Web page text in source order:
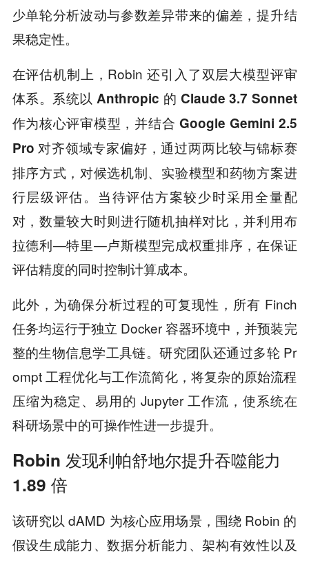
少单轮分析波动与参数差异带来的偏差，提升结
果稳定性。
在评估机制上，Robin 还引入了双层大模型评审
体系。 系统以 Anthropic 的 Claude 3.7 Sonnet
作为核心评审模型，并结合 Google Gemini 2.5
Pro 对齐领域专家偏好，通过两两比较与锦标赛
排序方式，对候选机制、实验模型和药物方案进
行层级评估。当待评估方案较少时采用全量配
对，数量较大时则进行随机抽样对比，并利用布
拉德利—特里—卢斯模型完成权重排序，在保证
评估精度的同时控制计算成本。
此外，为确保分析过程的可复现性，所有 Finch
任务均运行于独立 Docker 容器环境中，并预装完
整的生物信息学工具链。研究团队还通过多轮 Pr
ompt 工程优化与工作流简化，将复杂的原始流程
压缩为稳定、易用的 Jupyter 工作流，使系统在
科研场景中的可操作性进一步提升。
Robin 发现利帕舒地尔提升吞噬能力
1.89 倍
该研究以 dAMD 为核心应用场景，围绕 Robin 的
假设生成能力、数据分析能力、架构有效性以及